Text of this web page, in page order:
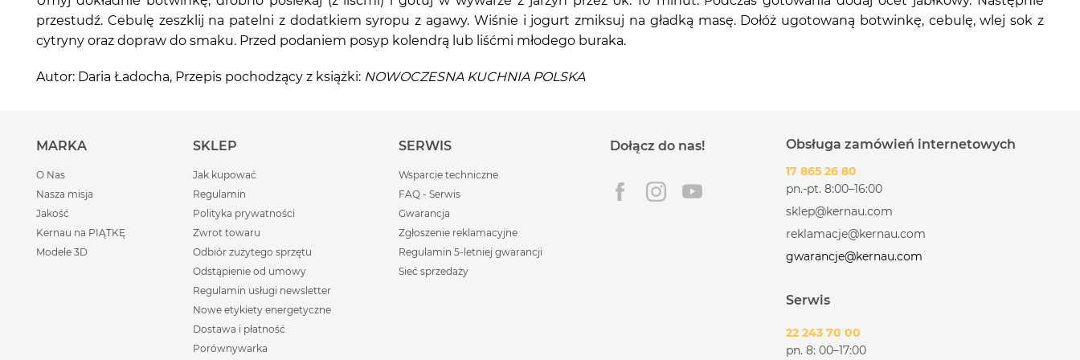
przestudź. Cebulę zeszklij na patelni z dodatkiem syropu z agawy. Wiśnie i jogurt zmiksuj na gładką masę. Dołóż ugotowaną botwinkę, cebulę, wlej sok z
cytryny oraz dopraw do smaku. Przed podaniem posyp kolendrą lub liśćmi młodego buraka.
Autor: Daria Ładocha, Przepis pochodzący z książki: NOWOCZESNA KUCHNIA POLSKA
MARKA
O Nas
Nasza misja
Jakość
Kernau na PIĄTKĘ
Modele 3D
SKLEP
Jak kupować
Regulamin
Polityka prywatności
Zwrot towaru
Odbiór zużytego sprzętu
Odstąpienie od umowy
Regulamin usługi newsletter
Nowe etykiety energetyczne
Dostawa i płatność
Porównywarka
SERWIS
Wsparcie techniczne
FAQ - Serwis
Gwarancja
Zgłoszenie reklamacyjne
Regulamin 5-letniej gwarancji
Sieć sprzedaży
Dołącz do nas! Obsługa zamówień internetowych
17 865 26 80
pn.-pt. 8:00–16:00
sklep@kernau.com
reklamacje@kernau.com
gwarancje@kernau.com
Serwis
22 243 70 00
pn. 8: 00–17:00